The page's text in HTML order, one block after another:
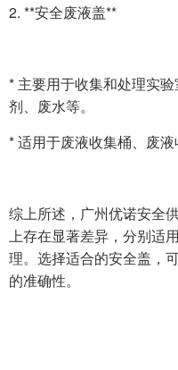
2. **安全废液盖**
* 主要用于收集和处理实
剂、废水等。
* 适用于废液收集桶、废液
综上所述，广州优诺安全
上存在显著差异，分别适
理。选择适合的安全盖，
的准确性。